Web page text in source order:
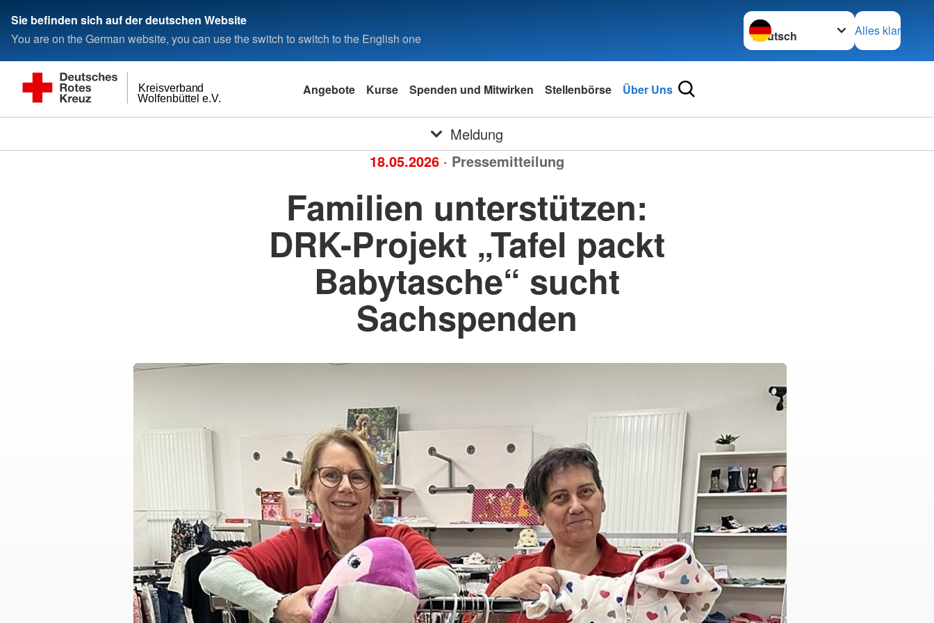
Sie befinden sich auf der deutschen Website
You are on the German website, you can use the switch to switch to the English one
Sprache wechseln zu
Alles klar
Wolfenbüttel e.V.
Kreisverband Angebote Kurse Spenden und Mitwirken Stellenbörse Über Uns
Meldung
18.05.2026 · Pressemitteilung
Familien unterstützen:
DRK-Projekt „Tafel packt
Babytasche“ sucht
Sachspenden